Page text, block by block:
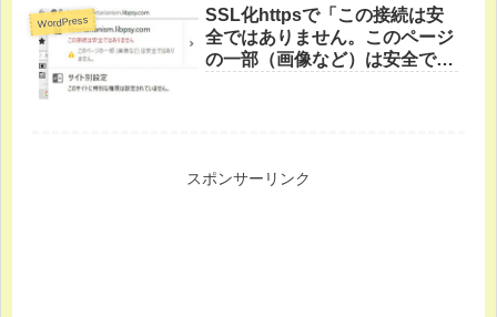
WordPress
SSL化httpsで「この接続は安
全ではありません。このページ
の一部（画像など）は安全では
スポンサーリンク